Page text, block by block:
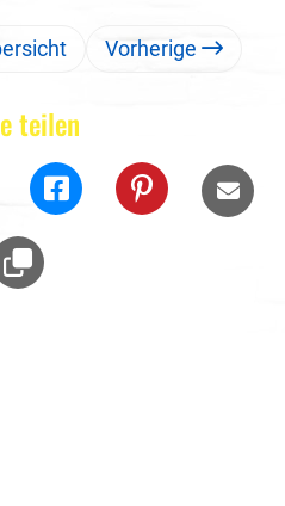
Vorherige
teilen